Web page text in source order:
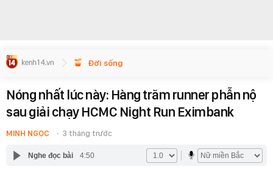
Đời sống
Nóng nhất lúc này: Hàng trăm runner phẫn nộ
sau giải chạy HCMC Night Run Eximbank
MINH NGỌC 3 tháng trước
Nghe đọc bài 4:50